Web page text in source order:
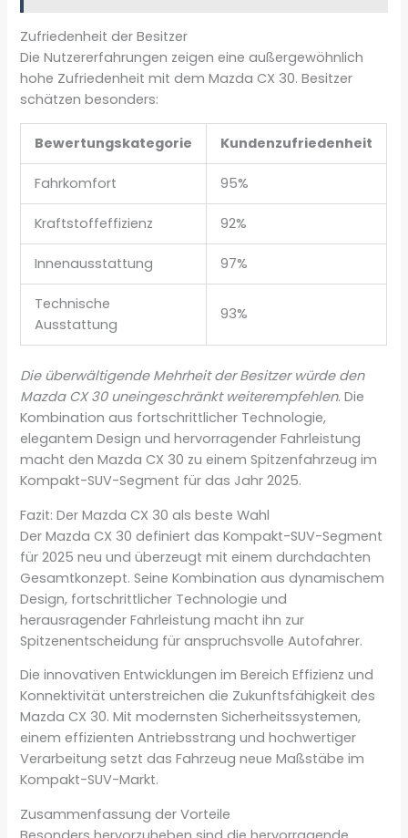
Zufriedenheit der Besitzer
Die Nutzererfahrungen zeigen eine außergewöhnlich
hohe Zufriedenheit mit dem Mazda CX 30. Besitzer
schätzen besonders:
Bewertungskategorie Kundenzufriedenheit
Fahrkomfort 95%
Kraftstoffeffizienz 92%
Innenausstattung 97%
Technische
Ausstattung
93%
Die überwältigende Mehrheit der Besitzer würde den
Mazda CX 30 uneingeschränkt weiterempfehlen. Die
Kombination aus fortschrittlicher Technologie,
elegantem Design und hervorragender Fahrleistung
macht den Mazda CX 30 zu einem Spitzenfahrzeug im
Kompakt-SUV-Segment für das Jahr 2025.
Fazit: Der Mazda CX 30 als beste Wahl
Der Mazda CX 30 definiert das Kompakt-SUV-Segment
für 2025 neu und überzeugt mit einem durchdachten
Gesamtkonzept. Seine Kombination aus dynamischem
Design, fortschrittlicher Technologie und
herausragender Fahrleistung macht ihn zur
Spitzenentscheidung für anspruchsvolle Autofahrer.
Die innovativen Entwicklungen im Bereich Effizienz und
Konnektivität unterstreichen die Zukunftsfähigkeit des
Mazda CX 30. Mit modernsten Sicherheitssystemen,
einem effizienten Antriebsstrang und hochwertiger
Verarbeitung setzt das Fahrzeug neue Maßstäbe im
Kompakt-SUV-Markt.
Zusammenfassung der Vorteile